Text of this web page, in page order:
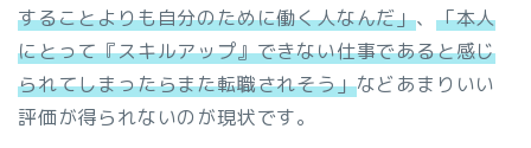
することよりも自分のために働く人なんだ」、 「本人
にとって『スキルアップ』できない仕事であると感じ
られてしまったらまた転職されそう」などあまりいい
評価が得られないのが現状です。